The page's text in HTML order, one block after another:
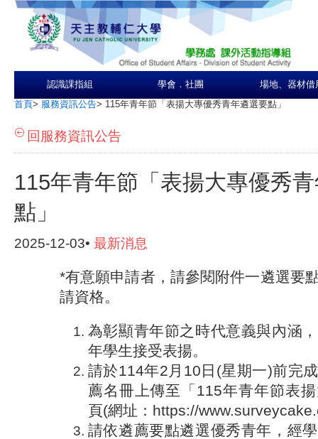
認識課指組 學會．社團 場地、器材借
首頁> 服務資訊公告> 115年青年節「表揚大專優秀青年遴選要點」
回服務資訊公告
115年青年節「表揚大專優秀
點」
2025-12-03• 最新消息
*有意願申請者，請參閱附件一遴選要
請資格。
為彰顯青年節之時代意義與內涵
年學生接受表揚。
請於114年2月10日(星期一)前完
薦名冊上傳至「115年青年節表
頁(網址：https://
請依遴薦要點遴選優秀青年，經